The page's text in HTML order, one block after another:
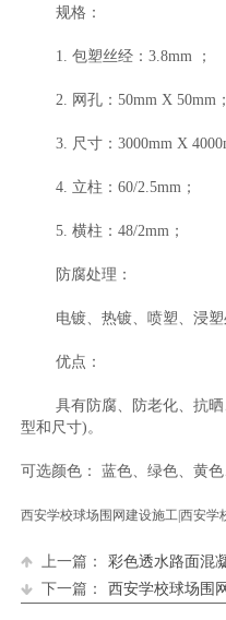
规格：
1. 包塑丝经：3.8mm ；
2. 网孔：50mm X 50mm
3. 尺寸：3000mm X
4. 立柱：60/2.5mm；
5. 横柱：48/2mm；
防腐处理：
电镀、热镀、喷塑、浸塑
优点：
具有防腐、防老化、抗晒、
型和尺寸)。
可选颜色： 蓝色、绿色、黄
西安学校球场围网建设施工|西安学
上一篇：
彩色透水路面混
下一篇：
西安学校球场围